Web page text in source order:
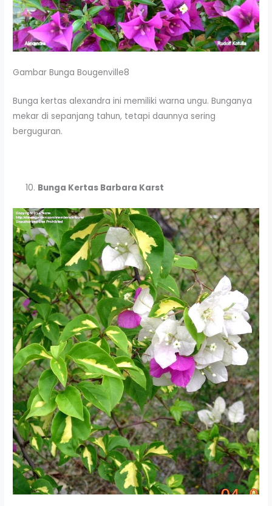
Gambar Bunga Bougenville8
Bunga kertas alexandra ini memiliki warna ungu. Bunganya
mekar di sepanjang tahun, tetapi daunnya sering
berguguran.
Bunga Kertas Barbara Karst